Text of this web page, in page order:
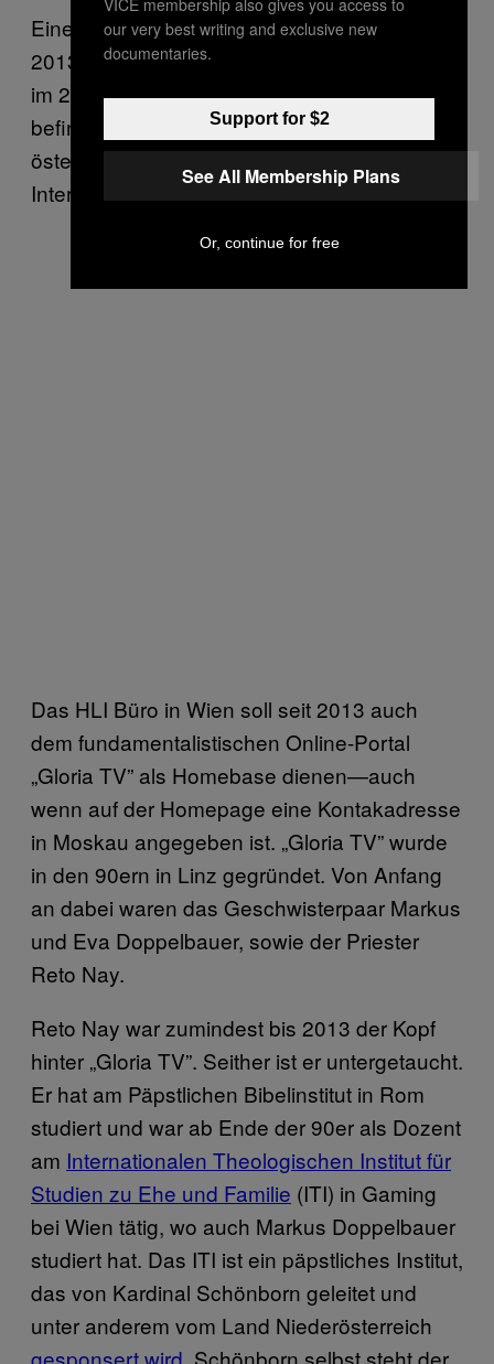
Eine der Hausdurchsuchungen im Sommer
2013 in Wien fand in der Großen Sperlgasse
im 2. Bezirk statt. In derselben Straße
befindet sich der Hauptsitz des
österreichischen Ablegers von „Human Life
International”.
Das HLI Büro in Wien soll seit 2013 auch
dem fundamentalistischen Online-Portal
„Gloria TV” als Homebase dienen—auch
wenn auf der Homepage eine Kontakadresse
in Moskau angegeben ist. „Gloria TV” wurde
in den 90ern in Linz gegründet. Von Anfang
an dabei waren das Geschwisterpaar Markus
und Eva Doppelbauer, sowie der Priester
Reto Nay.
Reto Nay war zumindest bis 2013 der Kopf
hinter „Gloria TV”. Seither ist er untergetaucht.
Er hat am Päpstlichen Bibelinstitut in Rom
studiert und war ab Ende der 90er als Dozent
am Internationalen Theologischen Institut für
Studien zu Ehe und Familie (ITI) in Gaming
bei Wien tätig, wo auch Markus Doppelbauer
studiert hat. Das ITI ist ein päpstliches Institut,
das von Kardinal Schönborn geleitet und
unter anderem vom Land Niederösterreich
gesponsert wird. Schönborn selbst steht der
our very best writing and exclusive new
documentaries.
Support for $2
See All Membership Plans
Or, continue for free